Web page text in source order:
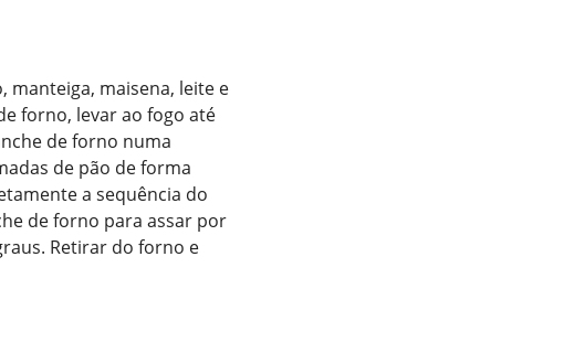
manteiga, maisena, leite e
forno, levar ao fogo até
de forno numa
de pão de forma
a sequência do
de forno para assar por
Retirar do forno e